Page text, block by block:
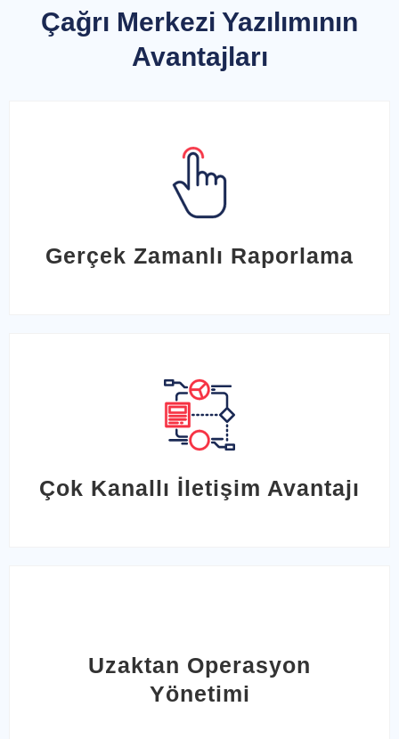
Çağrı Merkezi Yazılımının
Avantajları
Gerçek Zamanlı Raporlama
Çok Kanallı İletişim Avantajı
Uzaktan Operasyon
Yönetimi